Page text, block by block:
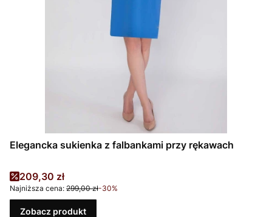
Elegancka sukienka z falbankami przy rękawach
Cena promocyjna
209,30 zł
Najniższa cena: 299,00 zł-30%
Zobacz produkt